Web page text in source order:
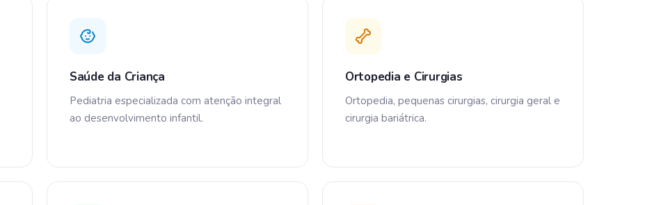
Saúde da Criança
Pediatria especializada com atenção integral
ao desenvolvimento infantil.
Ortopedia e Cirurgias
Ortopedia, pequenas cirurgias, cirurgia geral e
cirurgia bariátrica.